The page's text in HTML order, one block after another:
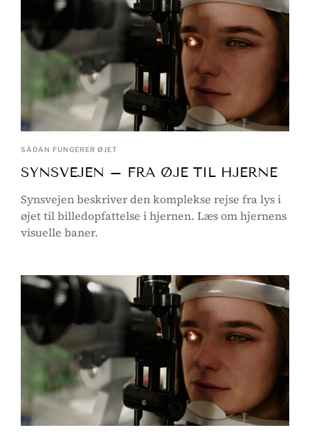
SÅDAN FUNGERER ØJET
SYNSVEJEN – FRA ØJE TIL HJERNE
Synsvejen beskriver den komplekse rejse fra lys i
øjet til billedopfattelse i hjernen. Læs om hjernens
visuelle baner.